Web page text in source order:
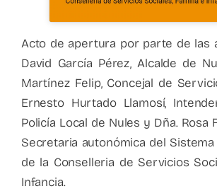
Acto de apertura por parte de las
David García Pérez, Alcalde de
Martínez Felip, Concejal de
Ernesto Hurtado Llamosí,
Policía Local de Nules y Dña. Rosa
Secretaria autonómica del
de la Conselleria de Servicios
Infancia.